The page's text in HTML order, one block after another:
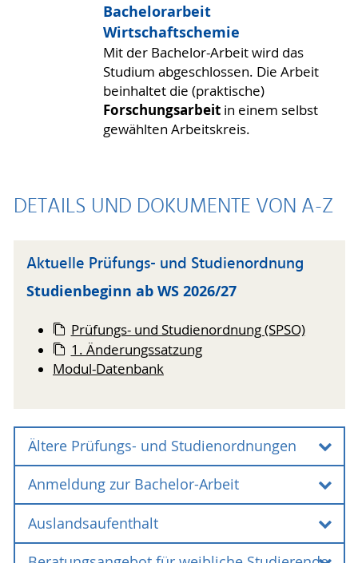
Bachelorarbeit
Wirtschaftschemie
Mit der Bachelor-Arbeit wird das
Studium abgeschlossen. Die Arbeit
beinhaltet die (praktische)
Forschungsarbeitin einem selbst
gewählten Arbeitskreis.
DETAILS UND DOKUMENTE VON A-Z
Aktuelle Prüfungs- und Studienordnung
Studienbeginn ab WS 2026/27
Prüfungs- und Studienordnung (SPSO)
1. Änderungssatzung
Modul-Datenbank
Ältere Prüfungs- und Studienordnungen
Ältere Prüfungs- und Studienordnungen
Studienbeginn ab WS 2023/24
Prüfungs- und Studienordnung (SPSO)
Anmeldung zur Bachelor-Arbeit
Voraussetzung für die Zulassung zur
Bachelorarbeit
Auslandsaufenthalt